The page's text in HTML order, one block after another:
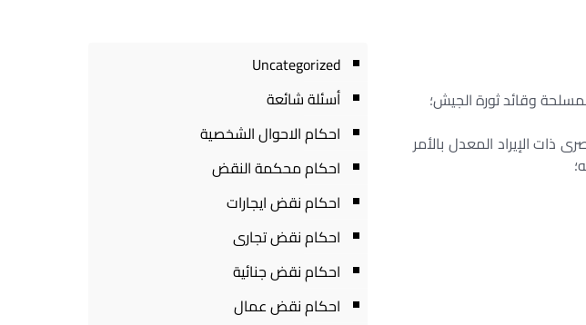
أبنية القطر المصرى ذات الإيراد المعدل بالأمر
Uncategorized
أسئلة شائعة
احكام الاحوال الشخصية
احكام محكمة النقض
احكام نقض ايجارات
احكام نقض تجارى
احكام نقض جنائية
احكام نقض عمال